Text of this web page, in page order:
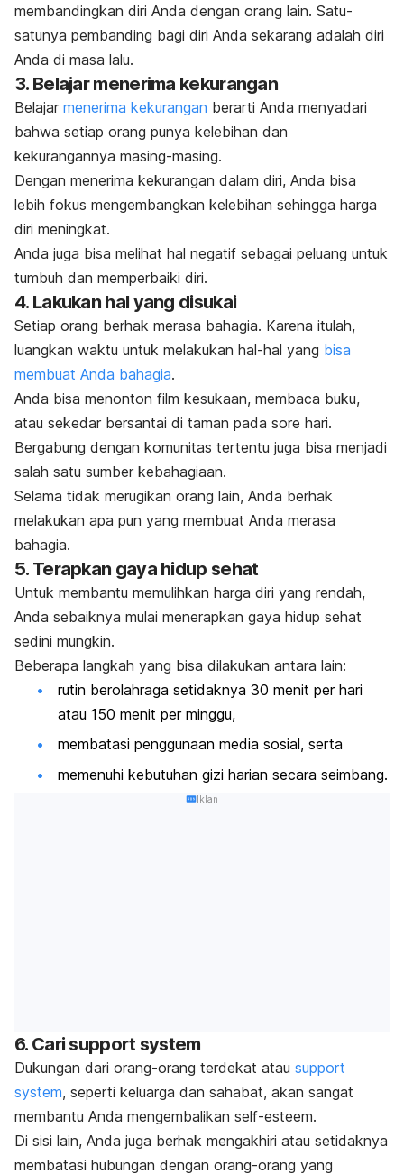
membandingkan diri Anda dengan orang lain. Satu-
satunya pembanding bagi diri Anda sekarang adalah diri
Anda di masa lalu.
3. Belajar menerima kekurangan
Belajar menerima kekurangan berarti Anda menyadari
bahwa setiap orang punya kelebihan dan
kekurangannya masing-masing.
Dengan menerima kekurangan dalam diri, Anda bisa
lebih fokus mengembangkan kelebihan sehingga harga
diri meningkat.
Anda juga bisa melihat hal negatif sebagai peluang untuk
tumbuh dan memperbaiki diri.
4. Lakukan hal yang disukai
Setiap orang berhak merasa bahagia. Karena itulah,
luangkan waktu untuk melakukan hal-hal yang bisa
membuat Anda bahagia.
Anda bisa menonton film kesukaan, membaca buku,
atau sekedar bersantai di taman pada sore hari.
Bergabung dengan komunitas tertentu juga bisa menjadi
salah satu sumber kebahagiaan.
Selama tidak merugikan orang lain, Anda berhak
melakukan apa pun yang membuat Anda merasa
bahagia.
5. Terapkan gaya hidup sehat
Untuk membantu memulihkan harga diri yang rendah,
Anda sebaiknya mulai menerapkan gaya hidup sehat
sedini mungkin.
Beberapa langkah yang bisa dilakukan antara lain:
rutin berolahraga setidaknya 30 menit per hari
atau 150 menit per minggu,
membatasi penggunaan media sosial, serta
memenuhi kebutuhan gizi harian secara seimbang.
Iklan
6. Cari support system
Dukungan dari orang-orang terdekat atau support
system, seperti keluarga dan sahabat, akan sangat
membantu Anda mengembalikan self-esteem.
Di sisi lain, Anda juga berhak mengakhiri atau setidaknya
membatasi hubungan dengan orang-orang yang